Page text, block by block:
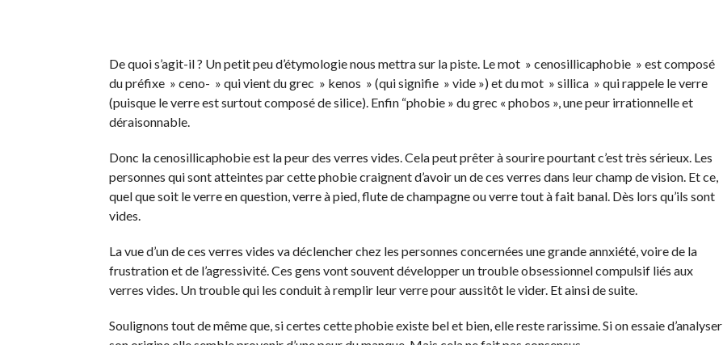
De quoi s’agit-il ? Un petit peu d’étymologie nous mettra sur la piste. Le mot » cenosillicaphobie » est composé
du préfixe » ceno- » qui vient du grec » kenos » (qui signifie » vide ») et du mot » sillica » qui rappele le verre
(puisque le verre est surtout composé de silice). Enfin “phobie » du grec « phobos », une peur irrationnelle et
déraisonnable.
Donc la cenosillicaphobie est la peur des verres vides. Cela peut prêter à sourire pourtant c’est très sérieux. Les
personnes qui sont atteintes par cette phobie craignent d’avoir un de ces verres dans leur champ de vision. Et ce,
quel que soit le verre en question, verre à pied, flute de champagne ou verre tout à fait banal. Dès lors qu’ils sont
vides.
La vue d’un de ces verres vides va déclencher chez les personnes concernées une grande annxiété, voire de la
frustration et de l’agressivité. Ces gens vont souvent développer un trouble obsessionnel compulsif liés aux
verres vides. Un trouble qui les conduit à remplir leur verre pour aussitôt le vider. Et ainsi de suite.
Soulignons tout de même que, si certes cette phobie existe bel et bien, elle reste rarissime. Si on essaie d’analyser